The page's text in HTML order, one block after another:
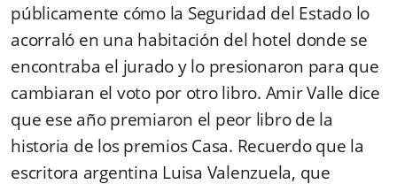
públicamente cómo la Seguridad del Estado lo
acorraló en una habitación del hotel donde se
encontraba el jurado y lo presionaron para que
cambiaran el voto por otro libro. Amir Valle dice
que ese año premiaron el peor libro de la
historia de los premios Casa. Recuerdo que la
escritora argentina Luisa Valenzuela, que